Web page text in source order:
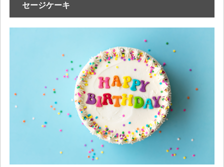
セージケーキ